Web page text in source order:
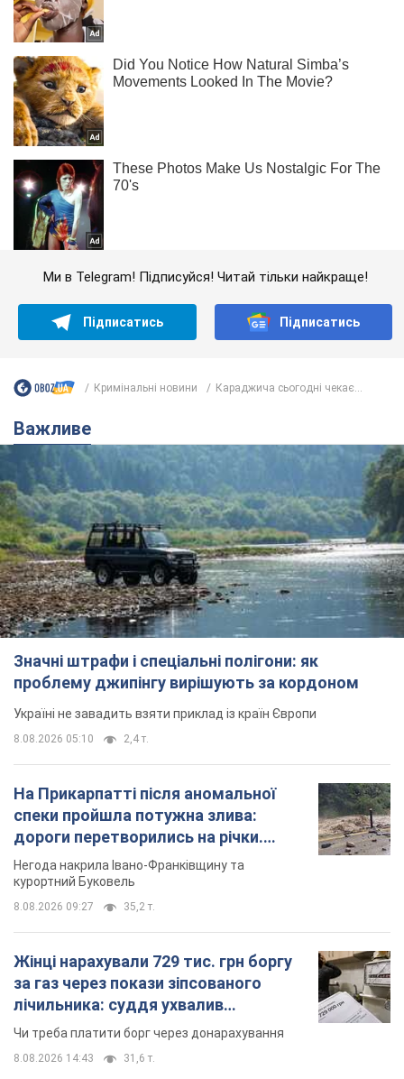
Ми в Telegram! Підписуйся! Читай тільки найкраще!
Підписатись Підписатись
Кримінальні новини Караджича сьогодні чекає...
Важливе
Значні штрафи і спеціальні полігони: як
проблему джипінгу вирішують за кордоном
Україні не завадить взяти приклад із країн Європи
8.08.2026 05:10 2,4 т.
На Прикарпатті після аномальної
спеки пройшла потужна злива:
дороги перетворились на річки.
Відео
Негода накрила Івано-Франківщину та
курортний Буковель
8.08.2026 09:27 35,2 т.
Жінці нарахували 729 тис. грн боргу
за газ через покази зіпсованого
лічильника: суддя ухвалив
неочікуване рішення
Чи треба платити борг через донарахування
8.08.2026 14:43 31,6 т.